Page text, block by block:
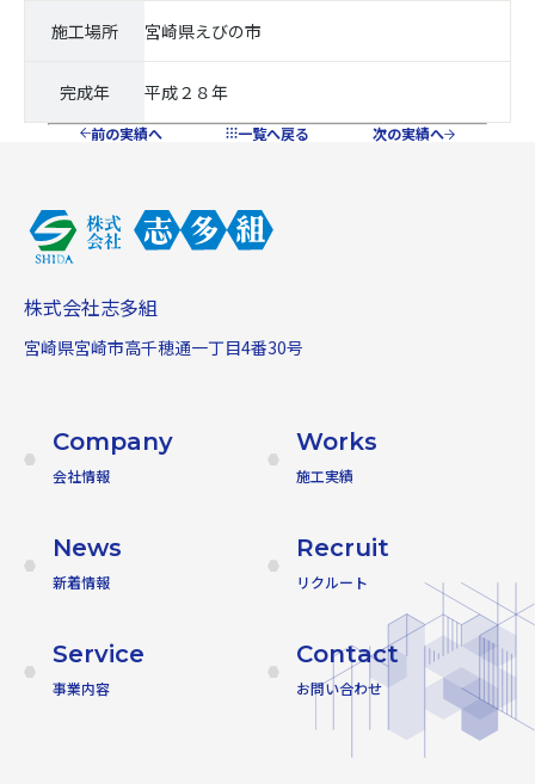
施工場所 宮崎県えびの市
完成年 平成２８年
前の実績へ 一覧へ戻る 次の実績へ
株式会社志多組
宮崎県宮崎市高千穂通一丁目4番30号
Company
会社情報
Works
施工実績
News
新着情報
Recruit
リクルート
Service
事業内容
Contact
お問い合わせ